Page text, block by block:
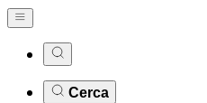
Cerca